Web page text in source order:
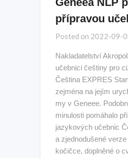
přípravou
Posted on 2022-09-
Nakladatelství
učebnici češtiny pro
Čeština EXPRES
zejména na jejím
my v Geneee.
minulosti pomáhalo
jazykových učebnic
a zjednodušené
kočičce, doplněné o